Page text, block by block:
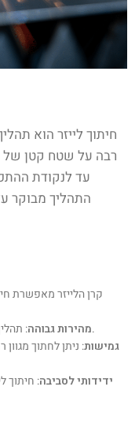
חיתוך לייזר הוא
רבה על שטח קטן של
עד לנקודת
התהליך מבוקר
מהירות גבוהה: תהליך החיתוך מהיר ויעיל, מה שמקצר את זמני הייצור.
גמישות: ניתן לחתוך
ידידותי לסביבה: חיתוך